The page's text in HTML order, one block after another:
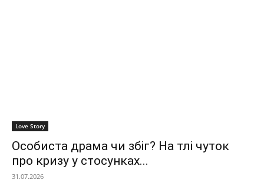
Love Story
Особиста драма чи збіг? На тлі чуток
про кризу у стосунках...
31.07.2026